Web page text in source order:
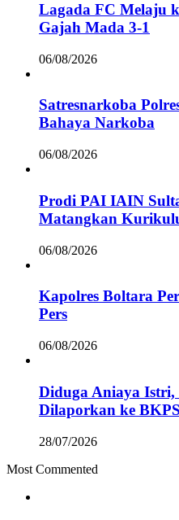
Lagada FC Melaju
Gajah Mada 3-1
06/08/2026
Satresnarkoba
Bahaya Narkoba
06/08/2026
Prodi PAI IAIN
Matangkan
06/08/2026
Kapolres Boltara
Pers
06/08/2026
Diduga Aniaya
Dilaporkan ke
28/07/2026
Most Commented